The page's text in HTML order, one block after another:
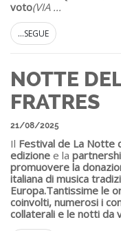
voto(VIA...
...SEGUE
NOTTE
FRATRES
21/08/2025
Il Festival de La Notte
edizione e la
promuovere la
italiana di musica
Europa.Tantissime le
coinvolti, numerosi i
collaterali e le notti da